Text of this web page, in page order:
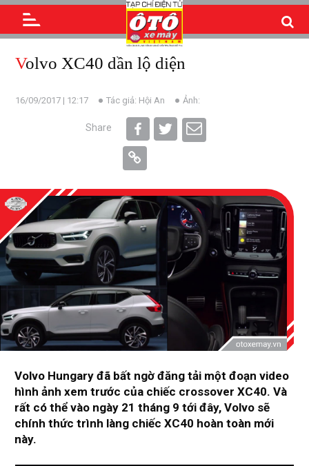
Volvo XC40 dần lộ diện
16/09/2017 | 12:17 Tác giả: Hội An Ảnh:
Share
Volvo Hungary đã bất ngờ đăng tải một đoạn video
hình ảnh xem trước của chiếc crossover XC40. Và
rất có thể vào ngày 21 tháng 9 tới đây, Volvo sẽ
chính thức trình làng chiếc XC40 hoàn toàn mới
này.